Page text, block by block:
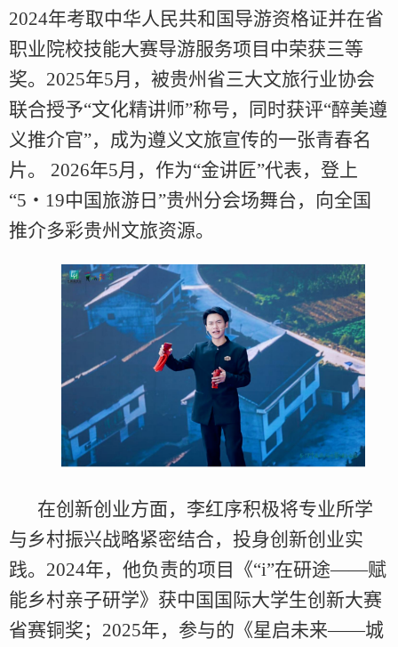
2024年考取中华人民共和国导游资格证并在省
职业院校技能大赛导游服务项目中荣获三等
奖。2025年5月，被贵州省三大文旅行业协会
联合授予“文化精讲师”称号，同时获评“醉美遵
义推介官”，成为遵义文旅宣传的一张青春名
片。 2026年5月，作为“金讲匠”代表，登上
“5・19中国旅游日”贵州分会场舞台，向全国
推介多彩贵州文旅资源。
在创新创业方面，李红序积极将专业所学
与乡村振兴战略紧密结合，投身创新创业实
践。2024年，他负责的项目《“i”在研途——赋
能乡村亲子研学》获中国国际大学生创新大赛
省赛铜奖；2025年，参与的《星启未来——城